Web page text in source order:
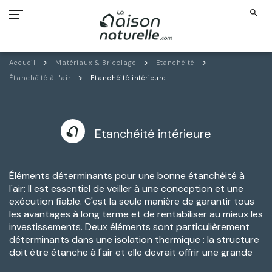
search
Accueil Matériaux & Bricolage
Etanchéité
Étanchéité à l'air
Etanchéité intérieure
Etanchéité intérieure
Éléments déterminants pour une bonne étanchéité à
l'air: Il est essentiel de veiller à une conception et une
exécution fiable. C'est la seule manière de garantir tous
les avantages à long terme et de rentabiliser au mieux les
investissements. Deux éléments sont particulièrement
déterminants dans une isolation thermique : la structure
doit être étanche à l'air et elle devrait offrir une grande